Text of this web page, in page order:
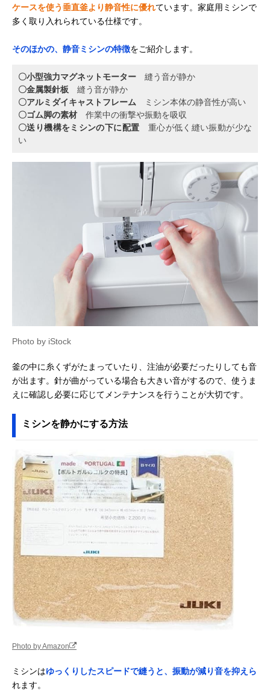
ケースを使う垂直釜より静音性に優れています。家庭用ミシンで
多く取り入れられている仕様です。
そのほかの、静音ミシンの特徴をご紹介します。
〇小型強力マグネットモーター 縫う音が静か
〇金属製針板 縫う音が静か
〇アルミダイキャストフレーム ミシン本体の静音性が高い
〇ゴム脚の素材 作業中の衝撃や振動を吸収
〇送り機構をミシンの下に配置 重心が低く縫い振動が少な
い
Photo by iStock
釜の中に糸くずがたまっていたり、注油が必要だったりしても音
が出ます。針が曲がっている場合も大きい音がするので、使うま
えに確認し必要に応じてメンテナンスを行うことが大切です。
ミシンを静かにする方法
Photo by Amazon
ミシンはゆっくりしたスピードで縫うと、振動が減り音を抑えら
れます。